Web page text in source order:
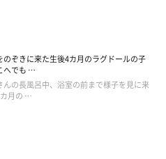
のぞきに来た生後4カ月のラグドールの子
でも …
んの長風呂中、浴室の前まで様子を見に来
月の …